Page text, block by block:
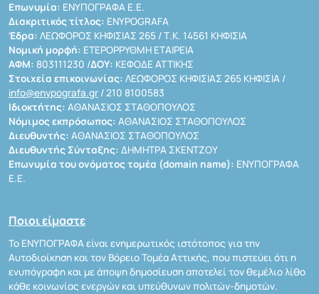
Επωνυμία: ΕΝΥΠΟΓΡΑΦΑ Ε.Ε.
Διακριτικός τίτλος: ENYPOGRAFA
Έδρα: ΛΕΩΦΟΡΟΣ ΚΗΦΙΣΙΑΣ 265 / Τ.Κ. 14561 ΚΗΦΙΣΙΑ
Νομική μορφή: ΕΤΕΡΟΡΡΥΘΜΗ ΕΤΑΙΡΕΙΑ
ΑΦΜ: 803111230 /ΔΟΥ: ΚΕΦΟΔΕ ΑΤΤΙΚΗΣ
Στοιχεία επικοινωνίας: ΛΕΩΦΟΡΟΣ ΚΗΦΙΣΙΑΣ 265 ΚΗΦΙΣΙΑ /
info@enypografa.gr / 210 8100583
Ιδιοκτήτης: ΑΘΑΝΑΣΙΟΣ ΣΤΑΘΟΠΟΥΛΟΣ
Νόμιμος εκπρόσωπος: ΑΘΑΝΑΣΙΟΣ ΣΤΑΘΟΠΟΥΛΟΣ
Διευθυντής: ΑΘΑΝΑΣΙΟΣ ΣΤΑΘΟΠΟΥΛΟΣ
Διευθυντής Σύνταξης: ΔΗΜΗΤΡΑ ΣΚΕΝΤΖΟΥ
Επωνυμία του ονόματος τομέα (domain name): ΕΝΥΠΟΓΡΑΦΑ
Ε.Ε.
Ποιοι είμαστε
Το ΕΝΥΠΟΓΡΑΦΑ είναι ενημερωτικός ιστότοπος για την
Αυτοδιοίκηση και τον Βόρειο Τομέα Αττικής, που πιστεύει ότι η
ενυπόγραφη και με άποψη δημοσίευση αποτελεί τον θεμέλιο λίθο
κάθε κοινωνίας ενεργών και υπεύθυνων πολιτών-δημοτών.